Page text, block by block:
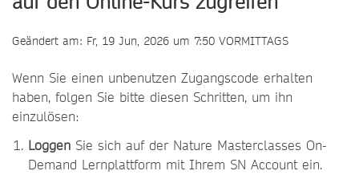
Geändert am: Fr, 19 Jun, 2026 um 7:50 VORMITTAGS
Wenn Sie einen unbenutzen Zugangscode erhalten
haben, folgen Sie bitte diesen Schritten, um ihn
einzulösen:
Loggen Sie sich auf der Nature Masterclasses On-
Demand Lernplattform mit Ihrem SN Account ein.